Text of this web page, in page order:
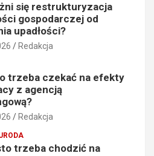
się restrukturyzacja
gospodarczej od
upadłości?
Redakcja
trzeba czekać na efekty
z agencją
Redakcja
trzeba chodzić na